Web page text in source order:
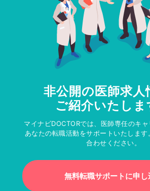
非公開の医師求人
ご紹介いたしま
マイナビDOCTORでは、医師専任のキ
あなたの転職活動をサポートいたしま
合わせください。
無料転職サポートに申し